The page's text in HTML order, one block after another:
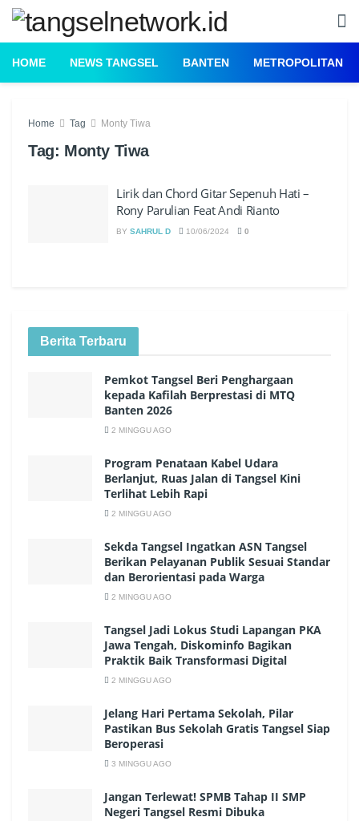
HOME NEWS TANGSEL BANTEN METROPOLITAN
Home Tag Monty Tiwa
Tag: Monty Tiwa
Lirik dan Chord Gitar Sepenuh Hati –
Rony Parulian Feat Andi Rianto
BY SAHRUL D 10/06/2024 0
Berita Terbaru
Pemkot Tangsel Beri Penghargaan
kepada Kafilah Berprestasi di MTQ
Banten 2026
2 MINGGU AGO
Program Penataan Kabel Udara
Berlanjut, Ruas Jalan di Tangsel Kini
Terlihat Lebih Rapi
2 MINGGU AGO
Sekda Tangsel Ingatkan ASN Tangsel
Berikan Pelayanan Publik Sesuai Standar
dan Berorientasi pada Warga
2 MINGGU AGO
Tangsel Jadi Lokus Studi Lapangan PKA
Jawa Tengah, Diskominfo Bagikan
Praktik Baik Transformasi Digital
2 MINGGU AGO
Jelang Hari Pertama Sekolah, Pilar
Pastikan Bus Sekolah Gratis Tangsel Siap
Beroperasi
3 MINGGU AGO
Jangan Terlewat! SPMB Tahap II SMP
Negeri Tangsel Resmi Dibuka